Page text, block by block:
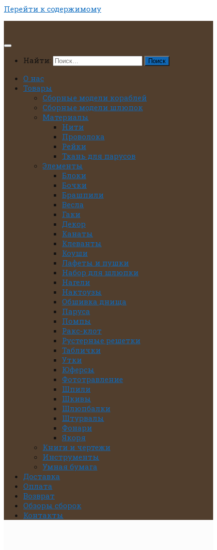
Перейти к содержимому
Найти:
О нас
Товары
Сборные модели кораблей
Сборные модели шлюпок
Материалы
Нити
Проволока
Рейки
Ткань для парусов
Элементы
Блоки
Бочки
Брашпили
Весла
Гаки
Декор
Канаты
Клеванты
Коуши
Лафеты и пушки
Набор для шлюпки
Нагели
Нактоузы
Обшивка днища
Паруса
Помпы
Ракс-клот
Рустерные решетки
Таблички
Утки
Юферсы
Фототравление
Шпили
Шкивы
Шлюпбалки
Штурвалы
Фонари
Якоря
Книги и чертежи
Инструменты
Умная бумага
Доставка
Оплата
Возврат
Обзоры сборок
Контакты